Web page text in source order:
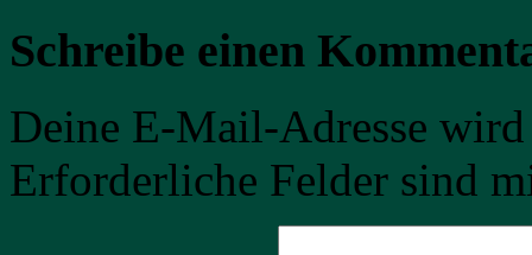
Schreibe einen
Deine E-Mail-Adresse
Erforderliche Felder sind